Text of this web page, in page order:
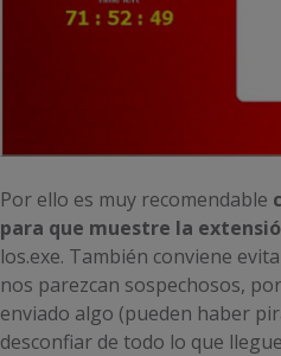
Por ello es muy recomendable
para que muestre la
los.exe. También conviene
nos parezcan sospechosos,
enviado algo (pueden haber
desconfiar de todo lo que